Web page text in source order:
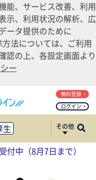
能、サービス改善、利用
示、利用状況の解析、広
ータ提供のために
法については、ご利用
認の上、各設定画面より
ー
ログイン
無料登録
生
その他
中（8月7日まで）